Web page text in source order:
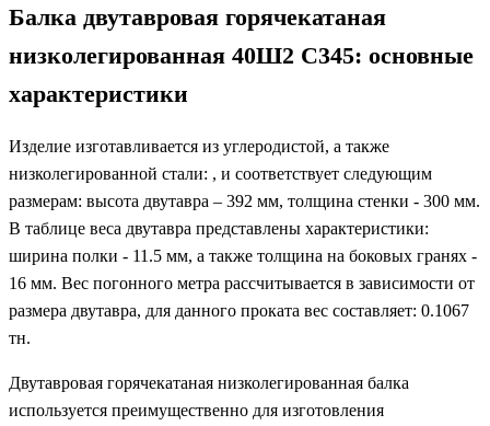
Балка двутавровая горячекатаная
низколегированная 40Ш2 С345: основные
характеристики
Изделие изготавливается из углеродистой, а также
низколегированной стали: , и соответствует следующим
размерам: высота двутавра – 392 мм, толщина стенки - 300 мм.
В таблице веса двутавра представлены характеристики:
ширина полки - 11.5 мм, а также толщина на боковых гранях -
16 мм. Вес погонного метра рассчитывается в зависимости от
размера двутавра, для данного проката вес составляет: 0.1067
тн.
Двутавровая горячекатаная низколегированная балка
используется преимущественно для изготовления